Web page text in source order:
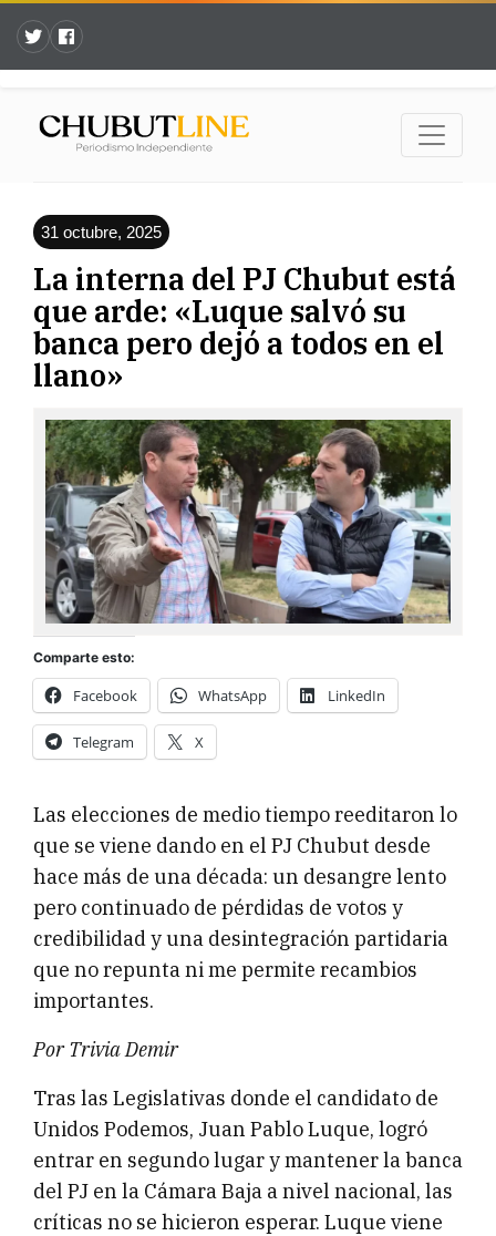
31 octubre, 2025
La interna del PJ Chubut está
que arde: «Luque salvó su
banca pero dejó a todos en el
llano»
Comparte esto:
Facebook WhatsApp LinkedIn
Telegram X
Las elecciones de medio tiempo reeditaron lo
que se viene dando en el PJ Chubut desde
hace más de una década: un desangre lento
pero continuado de pérdidas de votos y
credibilidad y una desintegración partidaria
que no repunta ni me permite recambios
importantes.
Por Trivia Demir
Tras las Legislativas donde el candidato de
Unidos Podemos, Juan Pablo Luque, logró
entrar en segundo lugar y mantener la banca
del PJ en la Cámara Baja a nivel nacional, las
críticas no se hicieron esperar. Luque viene